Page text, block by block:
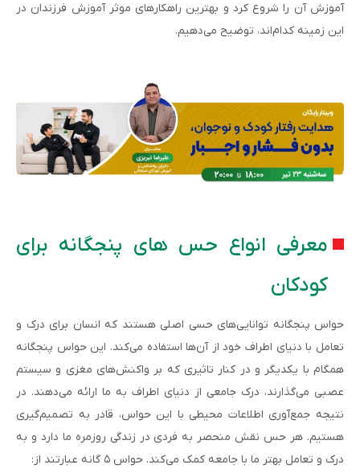
آموزش آن را شروع کرد و بهترین راهکارهای موثر آموزش فرزندان در
این زمینه کدام‌اند، توضیح می‌دهیم.
معرفی انواع حس های پنجگانه برای
کودکان
حواس پنجگانه توانایی‌های حسی اصلی هستند که انسان برای درک و
تعامل با دنیای اطراف خود از آن‌ها استفاده می‌کند. این حواس پنجگانه
همگام با یکدیگر و در کنار تاثیری که بر واکنش‌های مغزی و سیستم
عصبی می‌گذارند، درک جامعی از دنیای اطراف به ما ارائه می‌دهند. در
نتیجه جمع‌آوری اطلاعات محیطی با این حواس، قادر به تصمیم‌گیری
هستیم. هر حس نقش منحصر به فردی در زندگی روزمره ما دارد و به
درک و تعامل بهتر ما با جامعه کمک می‌کند. حواس ۵ گانه عبارتند از: